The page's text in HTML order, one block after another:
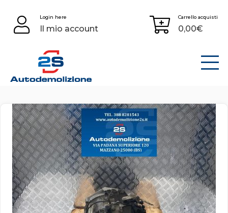
content
Login here
Il mio account
Carrello acquisti
0,00€